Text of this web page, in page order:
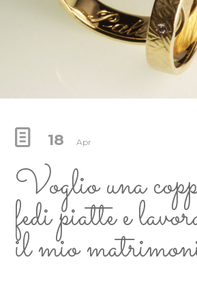
18 Apr
Voglio una
fedi piatte e
il mio